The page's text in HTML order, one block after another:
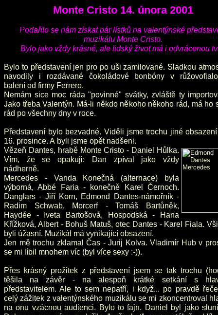
Monte Cristo 14. února 2001
Podařilo se nám získat pár lístků na valentýnské
muzikálu Monte Cristo.
Bylo jako vždy krásné, ale lidský život má i odvrácenou
Bylo to představení jen pro po uši zamilované. Sladkou
navodily i rozdávané čokoládové bonbóny v
balení od firmy Ferrero.
Nemám sice moc ráda "povinné" svátky, zvláště ty
Jako třeba Valentýn. Má-li někdo někoho někoho rád, má ho
rád po všechny dny v roce.
Představení bylo bezvadné. Viděli jsme trochu jiné
16. prosince. A byli jsme opět nadšeni.
Vězeň Dantes, hrabě Monte Cristo - Daniel Hůlka.
Vím, že se opakuji: Dan zpíval jako vždy
nádherně.
Mercedes - Vanda Konečná (alternace) byla
výborná, Abbé Faria - konečně Karel Černoch.
Danglars - Jiří Korn, Edmond Dantes-námořník -
Radim Schwab, Morcerf - Tomáš Bartůněk,
Haydée - Iveta Bartošová, Hospodská - Hana
Křížková, Albert - Bohuš Matuš, otec Dantes - Karel Fiala.
byli úžasní. Muzikál má vynikající obsazení.
Jen mě trochu zklamal Čas - Jurij Kolva. Vladimír Hub v
se mi líbil mnohem víc (byl více sexy :-)).
Přes krásný prožitek z představení jsem se tak trochu
těšila na závěr - na alespoň krátké setkání s
představitelem. Ale to sem nepatří, i když... po pravdě
celý zážitek z valentýnského muzikálu se mi zkoncentroval
na onu vzácnou audienci. Bylo to fajn. Daniel byl jako